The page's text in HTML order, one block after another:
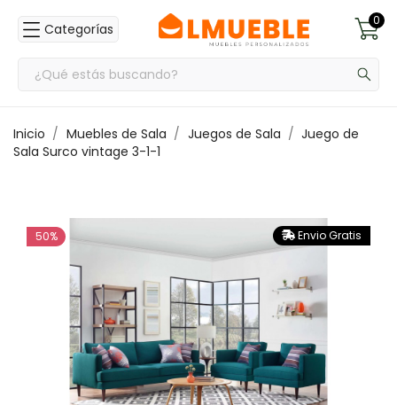
Categorías
0
Inicio Muebles de Sala Juegos de Sala
Juego de
Sala Surco vintage 3-1-1
Envio Gratis
50%